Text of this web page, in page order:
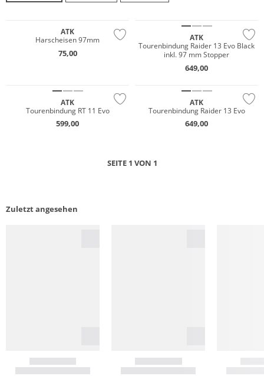
ATK
Harscheisen 97mm
75,00
ATK
Tourenbindung Raider 13 Evo Black
inkl. 97 mm Stopper
649,00
ATK
Tourenbindung RT 11 Evo
599,00
ATK
Tourenbindung Raider 13 Evo
649,00
SEITE 1 VON 1
Zuletzt angesehen